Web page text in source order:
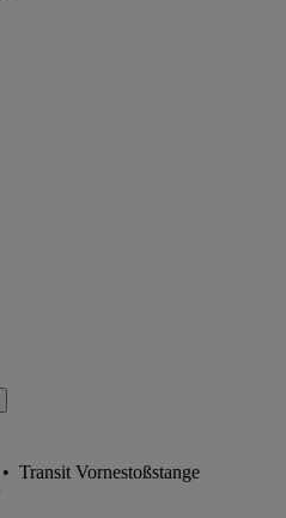
• Transit Vornestoßstange